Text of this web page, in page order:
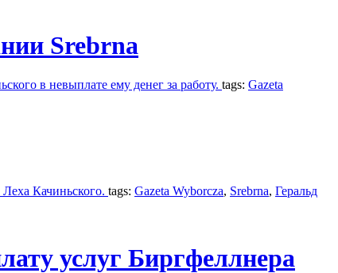
Srebrna
в невыплате ему денег за работу. tags: Gazeta
Качиньского. tags: Gazeta Wyborcza, Srebrna, Геральд
услуг Биргфеллнера